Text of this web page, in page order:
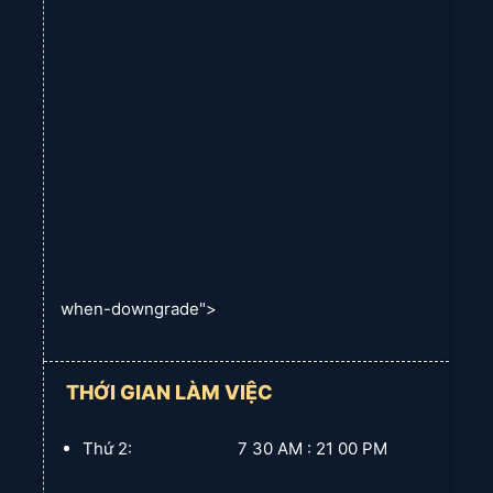
ánh sáng hay tính thẩm mỹ, có một loại vật liệu rèm cuốn phù
hợp với bạn.
Công năng sử dụng ra sao?
Rèm cuốn, một giải pháp che cửa sổ linh hoạt và tiện lợi, mang
đến nhiều lợi ích về mặt chức năng. Chúng được thiết kế để
cuộn lên và xuống một cách dễ dàng, cho phép bạn kiểm soát
lượng ánh sáng và sự riêng tư trong không gian của mình. Một
trong những chức năng chính của rèm cuốn là kiểm soát ánh
sáng. Chúng có sẵn trong nhiều loại vải, từ trong suốt đến mờ
đục, cho phép bạn điều chỉnh lượng ánh sáng tự nhiên đi vào
phòng. Điều này đặc biệt hữu ích trong các phòng ngủ, nơi bạn
muốn chặn ánh sáng để có giấc ngủ ngon hơn, hoặc trong các
phòng khách, nơi bạn muốn tạo ra một bầu không khí ấm cúng
và thân mật. Ngoài ra, rèm cuốn còn cung cấp sự riêng tư. Khi
được hạ xuống, chúng tạo thành một lớp chắn giữa không gian
bên trong và bên ngoài, ngăn người ngoài nhìn vào. Điều này
rất quan trọng đối với các phòng như phòng tắm và phòng ngủ,
nơi sự riêng tư là điều cần thiết. Một chức năng khác của rèm
when-downgrade">
THỚI GIAN LÀM VIỆC
Thứ 2: 7 30 AM : 21 00 PM